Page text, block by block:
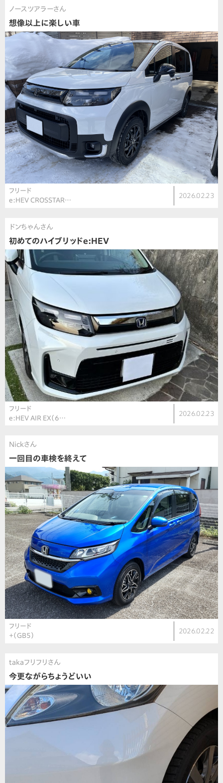
ノースツアラーさん
想像以上に楽しい車
フリード
e:HEV CROSSTAR…
2026.02.23
ドンちゃんさん
初めてのハイブリッドe:HEV
フリード
e:HEV AIR EX（6…
2026.02.23
Nickさん
一回目の車検を終えて
フリード
＋（GB5）
2026.02.22
takaフリフリさん
今更ながらちょうどいい